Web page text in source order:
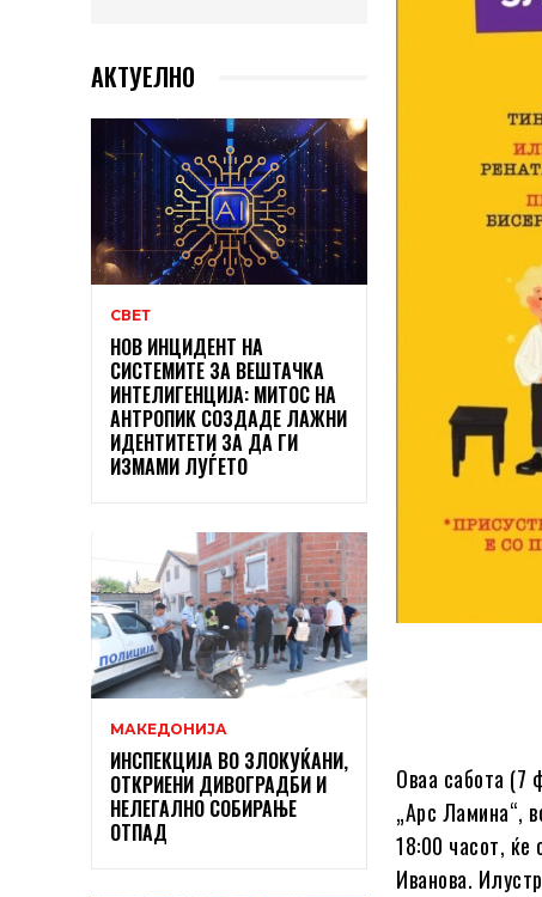
АКТУЕЛНО
СВЕТ
НОВ ИНЦИДЕНТ НА
СИСТЕМИТЕ ЗА ВЕШТАЧКА
ИНТЕЛИГЕНЦИЈА: МИТОС НА
АНТРОПИК СОЗДАДЕ ЛАЖНИ
ИДЕНТИТЕТИ ЗА ДА ГИ
ИЗМАМИ ЛУЃЕТО
МАКЕДОНИЈА
ИНСПЕКЦИЈА ВО ЗЛОКУЌАНИ,
ОТКРИЕНИ ДИВОГРАДБИ И
НЕЛЕГАЛНО СОБИРАЊЕ
ОТПАД
Оваа сабота (7
„Арс Ламина“,
18:00 часот, ќе
Иванова.